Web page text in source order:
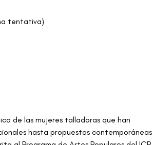
tentativa)
de las mujeres talladoras que han
hasta propuestas contemporáneas